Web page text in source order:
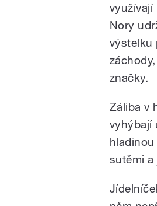
využívají
Nory
výstelku
značky.
Záliba v
vyhýbají
sutěmi a